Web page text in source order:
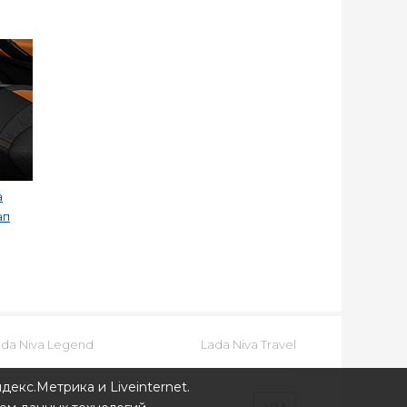
Niva Legend Lada Niva Travel
и Liveinternet.